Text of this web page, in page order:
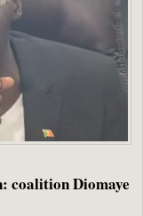
coalition Diomaye